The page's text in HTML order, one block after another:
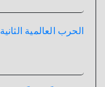
الحرب العالمية الثانية